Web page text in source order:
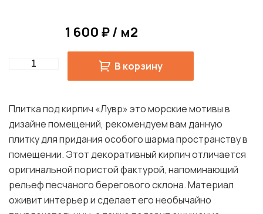
1 600 ₽ / м2
Quantity В корзину
Плитка под кирпич «Лувр» это морские мотивы в
дизайне помещений, рекомендуем вам данную
плитку для придания особого шарма пространству в
помещении. Этот декоративный кирпич отличается
оригинальной пористой фактурой, напоминающий
рельеф песчаного берегового склона. Материал
оживит интерьер и сделает его необычайно